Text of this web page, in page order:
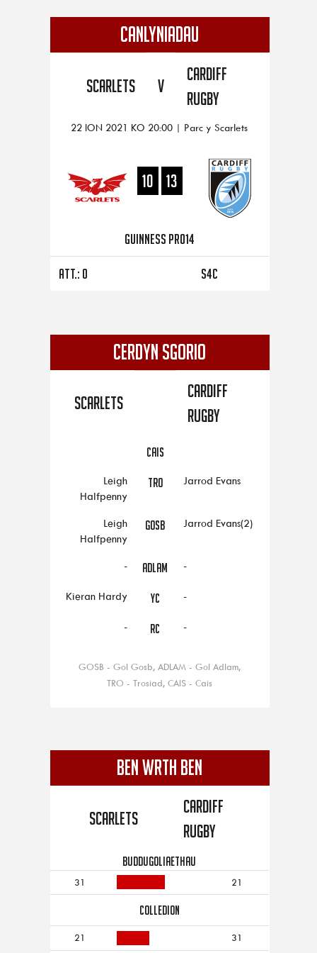
CANLYNIADAU
Scarlets V
Cardiff
Rugby
22 ION 2021 KO 20:00 | Parc y Scarlets
10 13
Guinness PRO14
Att.: 0 S4C
CERDYN SGORIO
Scarlets
Cardiff
Rugby
CAIS
Leigh
Halfpenny
TRO Jarrod Evans
Leigh
Halfpenny
GOSB Jarrod Evans(2)
- ADLAM -
Kieran Hardy YC -
- RC -
GOSB - Gol Gosb, ADLAM - Gol Adlam,
TRO - Trosiad, CAIS - Cais
BEN WRTH BEN
Scarlets
Cardiff
Rugby
BUDDUGOLIAETHAU
31 21
COLLEDION
21 31